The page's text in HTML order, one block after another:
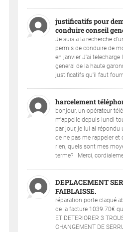
justificatifs pour
conduire conseil
Je suis a la recherche
permis de conduire de
en janvier J'ai telecharge
general de la haute
justificatifs qu'il faut
harcelement
bonjour, un opérateur
m'appelle depuis lundi
par jour, je lui ai
de ne pas me rappeler et
rien, quels sont mes
terme? Merci,
DEPLACEMENT
FAIBLAISSE.
réparation porte claqué
de la facture 1039.70€
ET DETERIORER 3
CHANGEMENT DE